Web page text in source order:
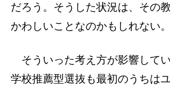
だろう。そうした状況は、その
かわしいことなのかもしれない。
そういった考え方が影響して
学校推薦型選抜も最初のうちは